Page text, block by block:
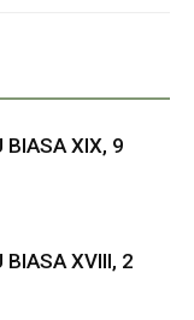
BIASA XIX, 9
BIASA XVIII, 2